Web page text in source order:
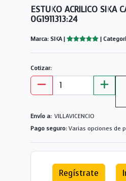
ESTUKO ACRILICO SIKA
0G1911313:24
Marca: SIKA | |
Cotizar:
Envío a: VILLAVICENCIO
Pago seguro: Varias opciones de
Regístrate